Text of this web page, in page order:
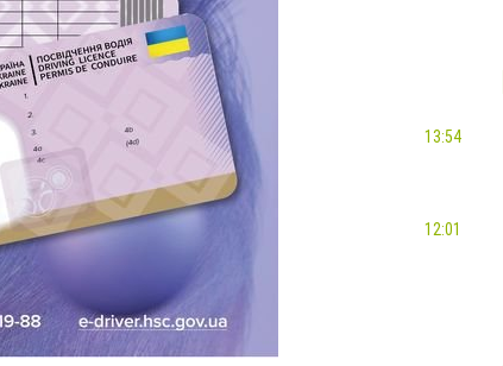
13:54
12:01